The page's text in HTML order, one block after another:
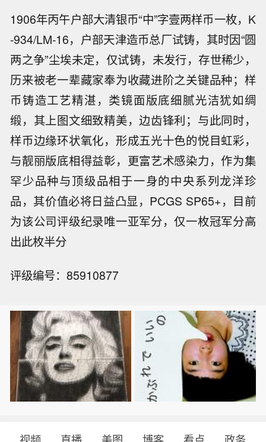
1906年丙午户部大清银币“中”字壹两样币一枚，K
-934/LM-16，户部天津造币总厂试铸，其时因“圆
两之争”尘埃未定，仅试铸，未发行，存世稀少，
历来被老一辈藏家奉为收藏进阶之关键品种；样
币铸造工艺精湛，类镜面版底细腻光洁犹如绸
缎，其上图文细致精美，边齿锋利；与此同时，
样币边缘环状氧化，形成五光十色的悦目虹彩，
与靓丽版底相得益彰，更富艺术感染力，作为集
罕少品种与顶级品相于一身的中央系列龙洋珍
品，其价值必将日益凸显，PCGS SP65+，目前
为该公司评级纪录唯一亚军分，仅一枚冠军分高
出此枚半分
评级编号：85910877
视频 直播 美图 博客 看点 政务